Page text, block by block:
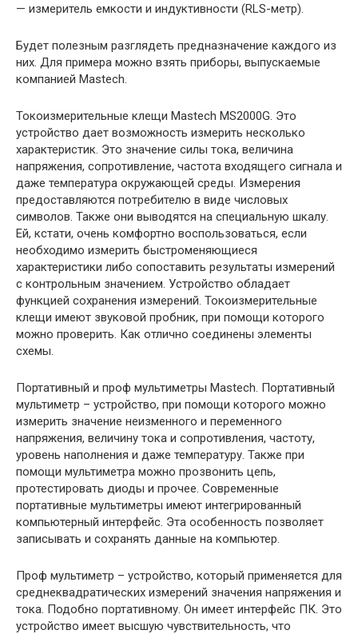
— измеритель емкости и индуктивности (RLS-метр).
Будет полезным разглядеть предназначение каждого из
них. Для примера можно взять приборы, выпускаемые
компанией Mastech.
Токоизмерительные клещи Mastech MS2000G. Это
устройство дает возможность измерить несколько
характеристик. Это значение силы тока, величина
напряжения, сопротивление, частота входящего сигнала и
даже температура окружающей среды. Измерения
предоставляются потребителю в виде числовых
символов. Также они выводятся на специальную шкалу.
Ей, кстати, очень комфортно воспользоваться, если
необходимо измерить быстроменяющиеся
характеристики либо сопоставить результаты измерений
с контрольным значением. Устройство обладает
функцией сохранения измерений. Токоизмерительные
клещи имеют звуковой пробник, при помощи которого
можно проверить. Как отлично соединены элементы
схемы.
Портативный и проф мультиметры Mastech. Портативный
мультиметр – устройство, при помощи которого можно
измерить значение неизменного и переменного
напряжения, величину тока и сопротивления, частоту,
уровень наполнения и даже температуру. Также при
помощи мультиметра можно прозвонить цепь,
протестировать диоды и прочее. Современные
портативные мультиметры имеют интегрированный
компьютерный интерфейс. Эта особенность позволяет
записывать и сохранять данные на компьютер.
Проф мультиметр – устройство, который применяется для
среднеквадратических измерений значения напряжения и
тока. Подобно портативному. Он имеет интерфейс ПК. Это
устройство имеет высшую чувствительность, что